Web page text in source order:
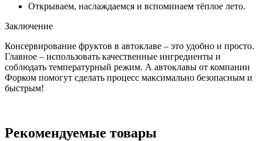
Открываем, наслаждаемся и вспоминаем тёплое лето.
Заключение
Консервирование фруктов в автоклаве – это удобно и просто.
Главное – использовать качественные ингредиенты и
соблюдать температурный режим. А автоклавы от компании
Форком помогут сделать процесс максимально безопасным и
быстрым!
Рекомендуемые товары